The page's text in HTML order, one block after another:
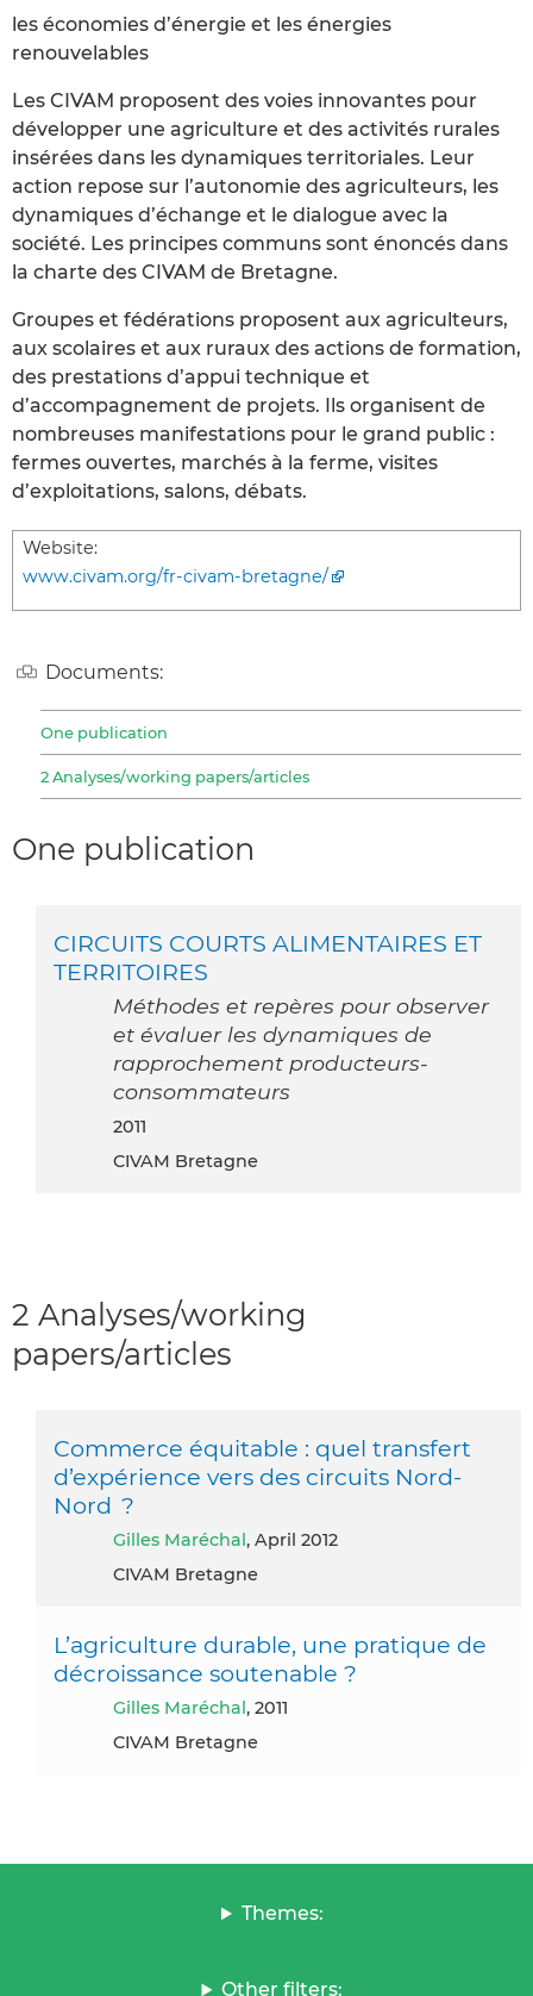
les économies d’énergie et les énergies
renouvelables
Les CIVAM proposent des voies innovantes pour
développer une agriculture et des activités rurales
insérées dans les dynamiques territoriales. Leur
action repose sur l’autonomie des agriculteurs, les
dynamiques d’échange et le dialogue avec la
société. Les principes communs sont énoncés dans
la charte des CIVAM de Bretagne.
Groupes et fédérations proposent aux agriculteurs,
aux scolaires et aux ruraux des actions de formation,
des prestations d’appui technique et
d’accompagnement de projets. Ils organisent de
nombreuses manifestations pour le grand public :
fermes ouvertes, marchés à la ferme, visites
d’exploitations, salons, débats.
Website:
www.civam.org/fr-civam-bretagne/
Documents:
One publication
2 Analyses/working papers/articles
One publication
CIRCUITS COURTS ALIMENTAIRES ET
TERRITOIRES
Méthodes et repères pour observer
et évaluer les dynamiques de
rapprochement producteurs-
consommateurs
2011
CIVAM Bretagne
2 Analyses/working
papers/articles
Commerce équitable : quel transfert
d’expérience vers des circuits Nord-
Nord ?
Gilles Maréchal, April 2012
CIVAM Bretagne
L’agriculture durable, une pratique de
décroissance soutenable ?
Gilles Maréchal, 2011
CIVAM Bretagne
Themes:
Other filters: